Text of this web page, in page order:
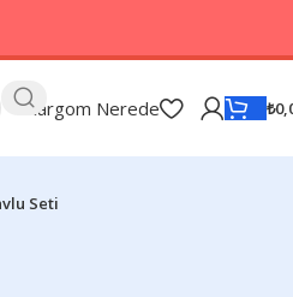
Kargom Nerede ₺
Seti